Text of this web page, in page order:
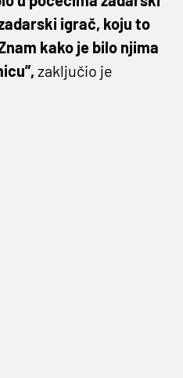
igrač, koju to
kako je bilo njima
zaključio je